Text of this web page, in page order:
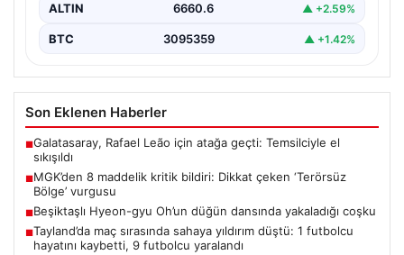
ALTIN 6660.6 ▲ +2.59%
BTC 3095359 ▲ +1.42%
Son Eklenen Haberler
■Galatasaray, Rafael Leão için atağa geçti: Temsilciyle el
sıkışıldı
■MGK’den 8 maddelik kritik bildiri: Dikkat çeken ‘Terörsüz
Bölge’ vurgusu
■Beşiktaşlı Hyeon-gyu Oh’un düğün dansında yakaladığı coşku
■Tayland’da maç sırasında sahaya yıldırım düştü: 1 futbolcu
hayatını kaybetti, 9 futbolcu yaralandı